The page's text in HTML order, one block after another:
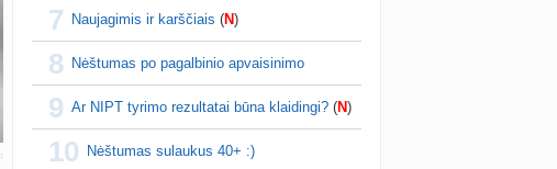
7 Naujagimis ir karščiais (N)
8 Nėštumas po pagalbinio apvaisinimo
9 Ar NIPT tyrimo rezultatai būna klaidingi? (N)
10 Nėštumas sulaukus 40+ :)